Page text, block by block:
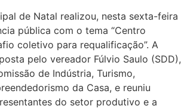
de Natal realizou, nesta sexta-feira
pública com o tema “Centro
coletivo para requalificação”. A
pelo vereador Fúlvio Saulo (SDD),
de Indústria, Turismo,
da Casa, e reuniu
do setor produtivo e a